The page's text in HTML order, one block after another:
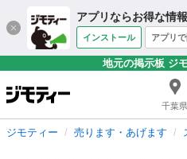
アプリならお得な情
インストール アプリで
地元の掲示板 ジ
千葉県
ジモティー 売ります・あげます